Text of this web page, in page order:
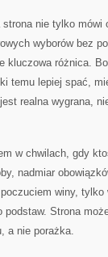
nie tylko mówi
wyborów bez
kluczowa różnica.
temu lepiej spać,
realna wygrana,
w chwilach, gdy
nadmiar
winy,
podstaw. Strona
a nie porażka.